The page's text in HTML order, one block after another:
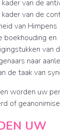
kader van de
van de
van Himpens
boekhouding en
van
naar
de taak van
worden uw
of
UW